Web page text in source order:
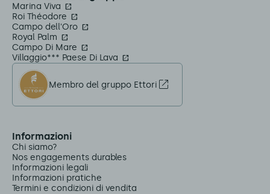
Marina Viva
Roi Théodore
Campo dell'Oro
Royal Palm
Campo Di Mare
Villaggio*** Paese Di Lava
Membro del gruppo Ettori
Informazioni
Chi siamo?
Nos engagements durables
Informazioni legali
Informazioni pratiche
Termini e condizioni di vendita